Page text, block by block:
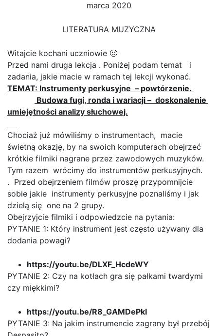
marca 2020
LITERATURA MUZYCZNA
Witajcie kochani uczniowie 🙂
Przed nami druga lekcja . Poniżej podam temat i
zadania, jakie macie w ramach tej lekcji wykonać.
TEMAT: Instrumenty perkusyjne – powtórzenie.
Budowa fugi, ronda i wariacji – doskonalenie
umiejętności analizy słuchowej.
Chociaż już mówiliśmy o instrumentach, macie
świetną okazję, by na swoich komputerach obejrzeć
krótkie filmiki nagrane przez zawodowych muzyków.
Tym razem wrócimy do instrumentów perkusyjnych.
. Przed obejrzeniem filmów proszę przypomnijcie
sobie jakie instrumenty perkusyjne poznaliśmy i jak
dzielą się one na 2 grupy.
Obejrzyjcie filmiki i odpowiedzcie na pytania:
PYTANIE 1: Który instrument jest często używany dla
dodania powagi?
https://youtu.be/DLXF_HcdeWY
PYTANIE 2: Czy na kotłach gra się pałkami twardymi
czy miękkimi?
https://youtu.be/R8_GAMDePkI
PYTANIE 3: Na jakim instrumencie zagrany był przebój